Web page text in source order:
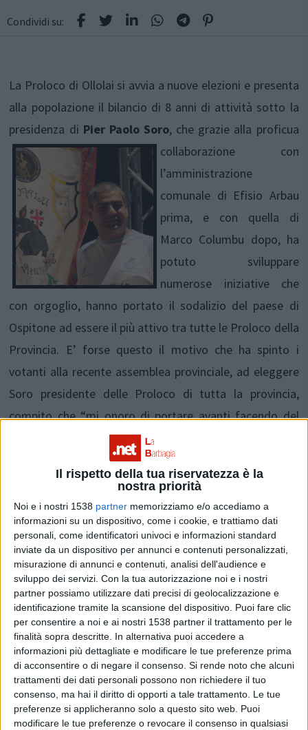
Il rispetto della tua riservatezza è la
nostra priorità
Noi e i nostri 1538 partner memorizziamo e/o accediamo a
informazioni su un dispositivo, come i cookie, e trattiamo dati
personali, come identificatori univoci e informazioni standard
inviate da un dispositivo per annunci e contenuti personalizzati,
misurazione di annunci e contenuti, analisi dell'audience e
sviluppo dei servizi. Con la tua autorizzazione noi e i nostri
partner possiamo utilizzare dati precisi di geolocalizzazione e
identificazione tramite la scansione del dispositivo. Puoi fare clic
per consentire a noi e ai nostri 1538 partner il trattamento per le
finalità sopra descritte. In alternativa puoi accedere a
informazioni più dettagliate e modificare le tue preferenze prima
di acconsentire o di negare il consenso. Si rende noto che alcuni
trattamenti dei dati personali possono non richiedere il tuo
consenso, ma hai il diritto di opporti a tale trattamento. Le tue
preferenze si applicheranno solo a questo sito web. Puoi
modificare le tue preferenze o revocare il consenso in qualsiasi
Condividi su:
La Proloco di Ollolai si avvia a nuove elezioni e presenta
alla popolazione il bilancio di 8 anni di attività sotto la
presidenza di Pier Paolo Soro, che grazie alla proficua
collaborazione con
l’amministrazione
comunale di Efisio Arbau
prima, e con quella di
Marco Columbu dopo, ha
potuto sviluppare
numerose iniziative che
con orgoglio, hanno portato il sodalizio del paese di
Ospitone ad essere il più attivo tra tutte le Proloco della
Provincia. E’ forse questo il motivo che ha spinto i
votanti alla recente assemblea provinciale, ad eleggere
Soro presidente delle Proloco di tutta la provincia,
compito che “mi onoro di portare avanti facendo del
mio meglio” afferma l’interessato.
A Ollolai, sono tante le manifestazioni che portano il
logo con lacorbula in asfodelo stilizzata, il simbolo
che l’associazione ha fortemente
voluto, proprio per rimarcare una
programmazione delle attività dedita
alla valorizzazione delle specialità locali,
in primis la lavorazione dell’asfodelo, attività antica
ollolaese alla quale è stato dedicato un museo sito nella
piazza principale. Per la sua realizzazione è stata
acquisita e restaurata un vecchia casa che funge anche
da sede della proloco.